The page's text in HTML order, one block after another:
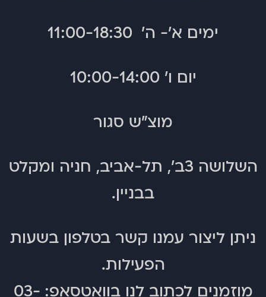
ימים א'- ה' 11:00-18:30
יום ו' 10:00-14:00
מוצ"ש סגור
השלושה 3ב', תל-אביב, חניה ומקלט
בבניין.
ניתן ליצור עמנו קשר בטלפון בשעות
הפעילות.
מוזמנים לכתוב לנו בוואטסאפ:03-